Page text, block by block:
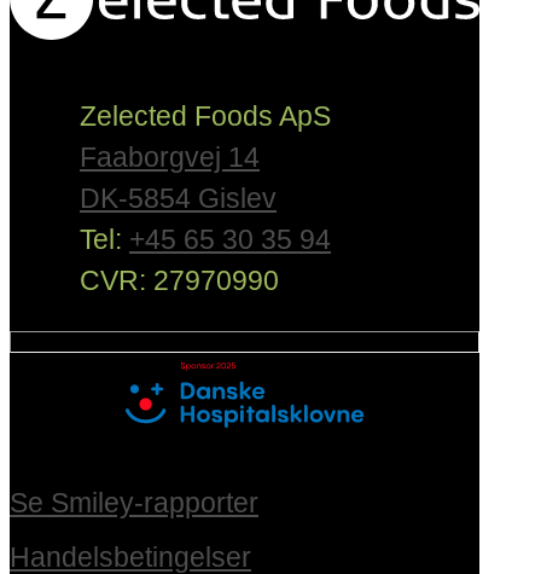
Zelected Foods ApS
Faaborgvej 14
DK-5854 Gislev
Tel: +45 65 30 35 94
CVR: 27970990
Se Smiley-rapporter
Handelsbetingelser